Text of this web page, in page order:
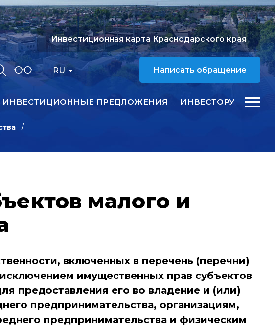
RU
Инвестиционная карта Краснодарского края
Написать обращение
ИНВЕСТИЦИОННЫЕ ПРЕДЛОЖЕНИЯ ИНВЕСТОРУ
малого и
включенных в перечень (перечни)
имущественных прав субъектов
предоставления его во владение и (или)
предпринимательства, организациям,
предпринимательства и физическим